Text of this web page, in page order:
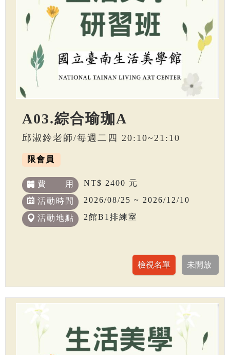
A03.綜合瑜珈A
邱淑鈴老師/每週二四 20:10~21:10
限會員
費 用 NT$ 2400 元
活動時間 2026/08/25 ~ 2026/12/10
活動地點 2館B1排練室